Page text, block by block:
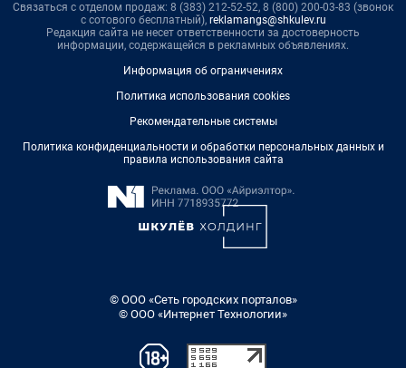
Связаться с отделом продаж: 8 (383) 212-52-52, 8 (800) 200-03-83 (звонок
с сотового бесплатный), reklamangs@shkulev.ru
Редакция сайта не несет ответственности за достоверность
информации, содержащейся в рекламных объявлениях.
Информация об ограничениях
Политика использования cookies
Рекомендательные системы
Политика конфиденциальности и обработки персональных данных и
правила использования сайта
© ООО «Сеть городских порталов»
© ООО «Интернет Технологии»